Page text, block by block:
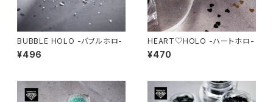
BUBBLE HOLO -バブルホロ-
¥496
HEART♡HOLO -ハートホロ-
¥470